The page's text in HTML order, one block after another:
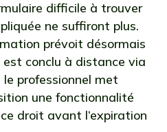
difficile à trouver
ne suffiront plus.
prévoit désormais
est conclu à distance via
professionnel met
une fonctionnalité
droit avant l’expiration